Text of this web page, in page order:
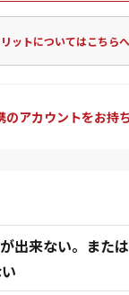
ットについてはこちらへ
アカウントをお持
出来ない。また